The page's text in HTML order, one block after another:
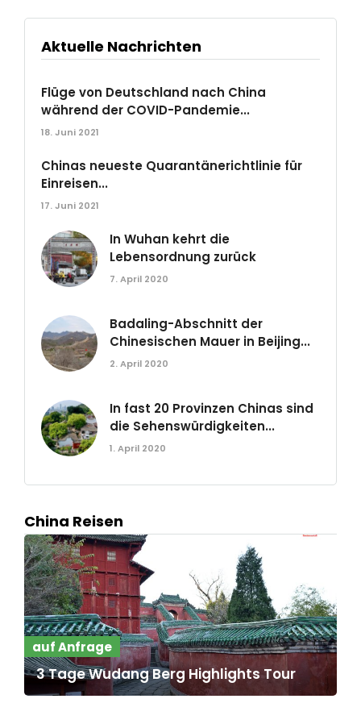
Aktuelle Nachrichten
Flüge von Deutschland nach China
während der COVID-Pandemie...
18. Juni 2021
Chinas neueste Quarantänerichtlinie für
Einreisen...
17. Juni 2021
In Wuhan kehrt die
Lebensordnung zurück
7. April 2020
Badaling-Abschnitt der
Chinesischen Mauer in Beijing...
2. April 2020
In fast 20 Provinzen Chinas sind
die Sehenswürdigkeiten...
1. April 2020
China Reisen
auf Anfrage
3 Tage Wudang Berg Highlights Tour